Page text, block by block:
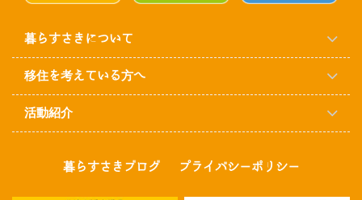
暮らすさきについて
移住を考えている方へ
活動紹介
暮らすさきブログ プライバシーポリシー